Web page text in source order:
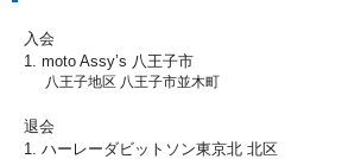
入会
1. moto Assy’s 八王子市
八王子地区 八王子市並木町
退会
1. ハーレーダビットソン東京北 北区